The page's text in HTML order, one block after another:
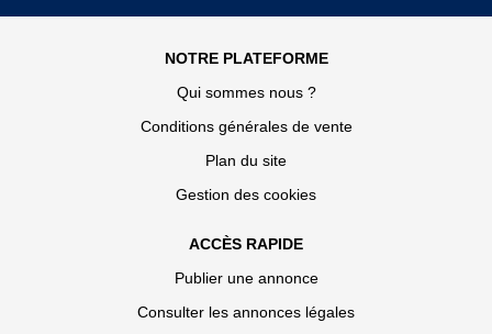
NOTRE PLATEFORME
Qui sommes nous ?
Conditions générales de vente
Plan du site
Gestion des cookies
ACCÈS RAPIDE
Publier une annonce
Consulter les annonces légales